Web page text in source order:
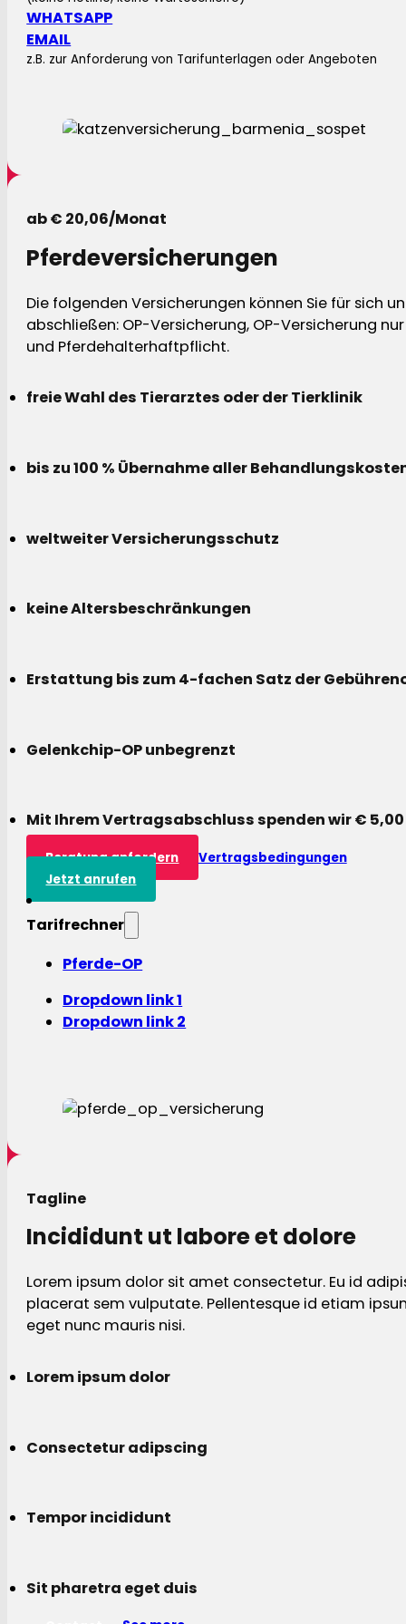
WHATSAPP
EMAIL
z.B. zur Anforderung von Tarifunterlagen oder Angeboten
ab € 20,06/Monat
Pferdeversicherungen
Die folgenden Versicherungen können Sie für sich
abschließen: OP-Versicherung, OP-Versicherung
und Pferdehalterhaftpflicht.
freie Wahl des Tierarztes oder der Tierklinik
bis zu 100 % Übernahme aller
weltweiter Versicherungsschutz
keine Altersbeschränkungen
Erstattung bis zum 4-fachen Satz der
Gelenkchip-OP unbegrenzt
Mit Ihrem Vertragsabschluss spenden wir €
Beratung anfordern
Vertragsbedingungen
Jetzt anrufen
Tarifrechner
Pferde-OP
Dropdown link 1
Dropdown link 2
Tagline
Incididunt ut labore et dolore
Lorem ipsum dolor sit amet consectetur. Eu id
placerat sem vulputate. Pellentesque id etiam
eget nunc mauris nisi.
Lorem ipsum dolor
Consectetur adipscing
Tempor incididunt
Sit pharetra eget duis